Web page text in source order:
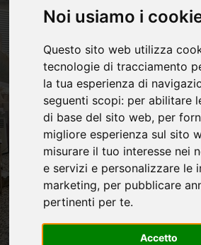
Noi usiamo i
Questo sito web utilizza
tecnologie di tracciamento
la tua esperienza di
seguenti scopi: per abilitare
di base del sito web, per
migliore esperienza sul sito
misurare il tuo interesse nei
e servizi e personalizzare le
marketing, per pubblicare
pertinenti per te.
Accetto